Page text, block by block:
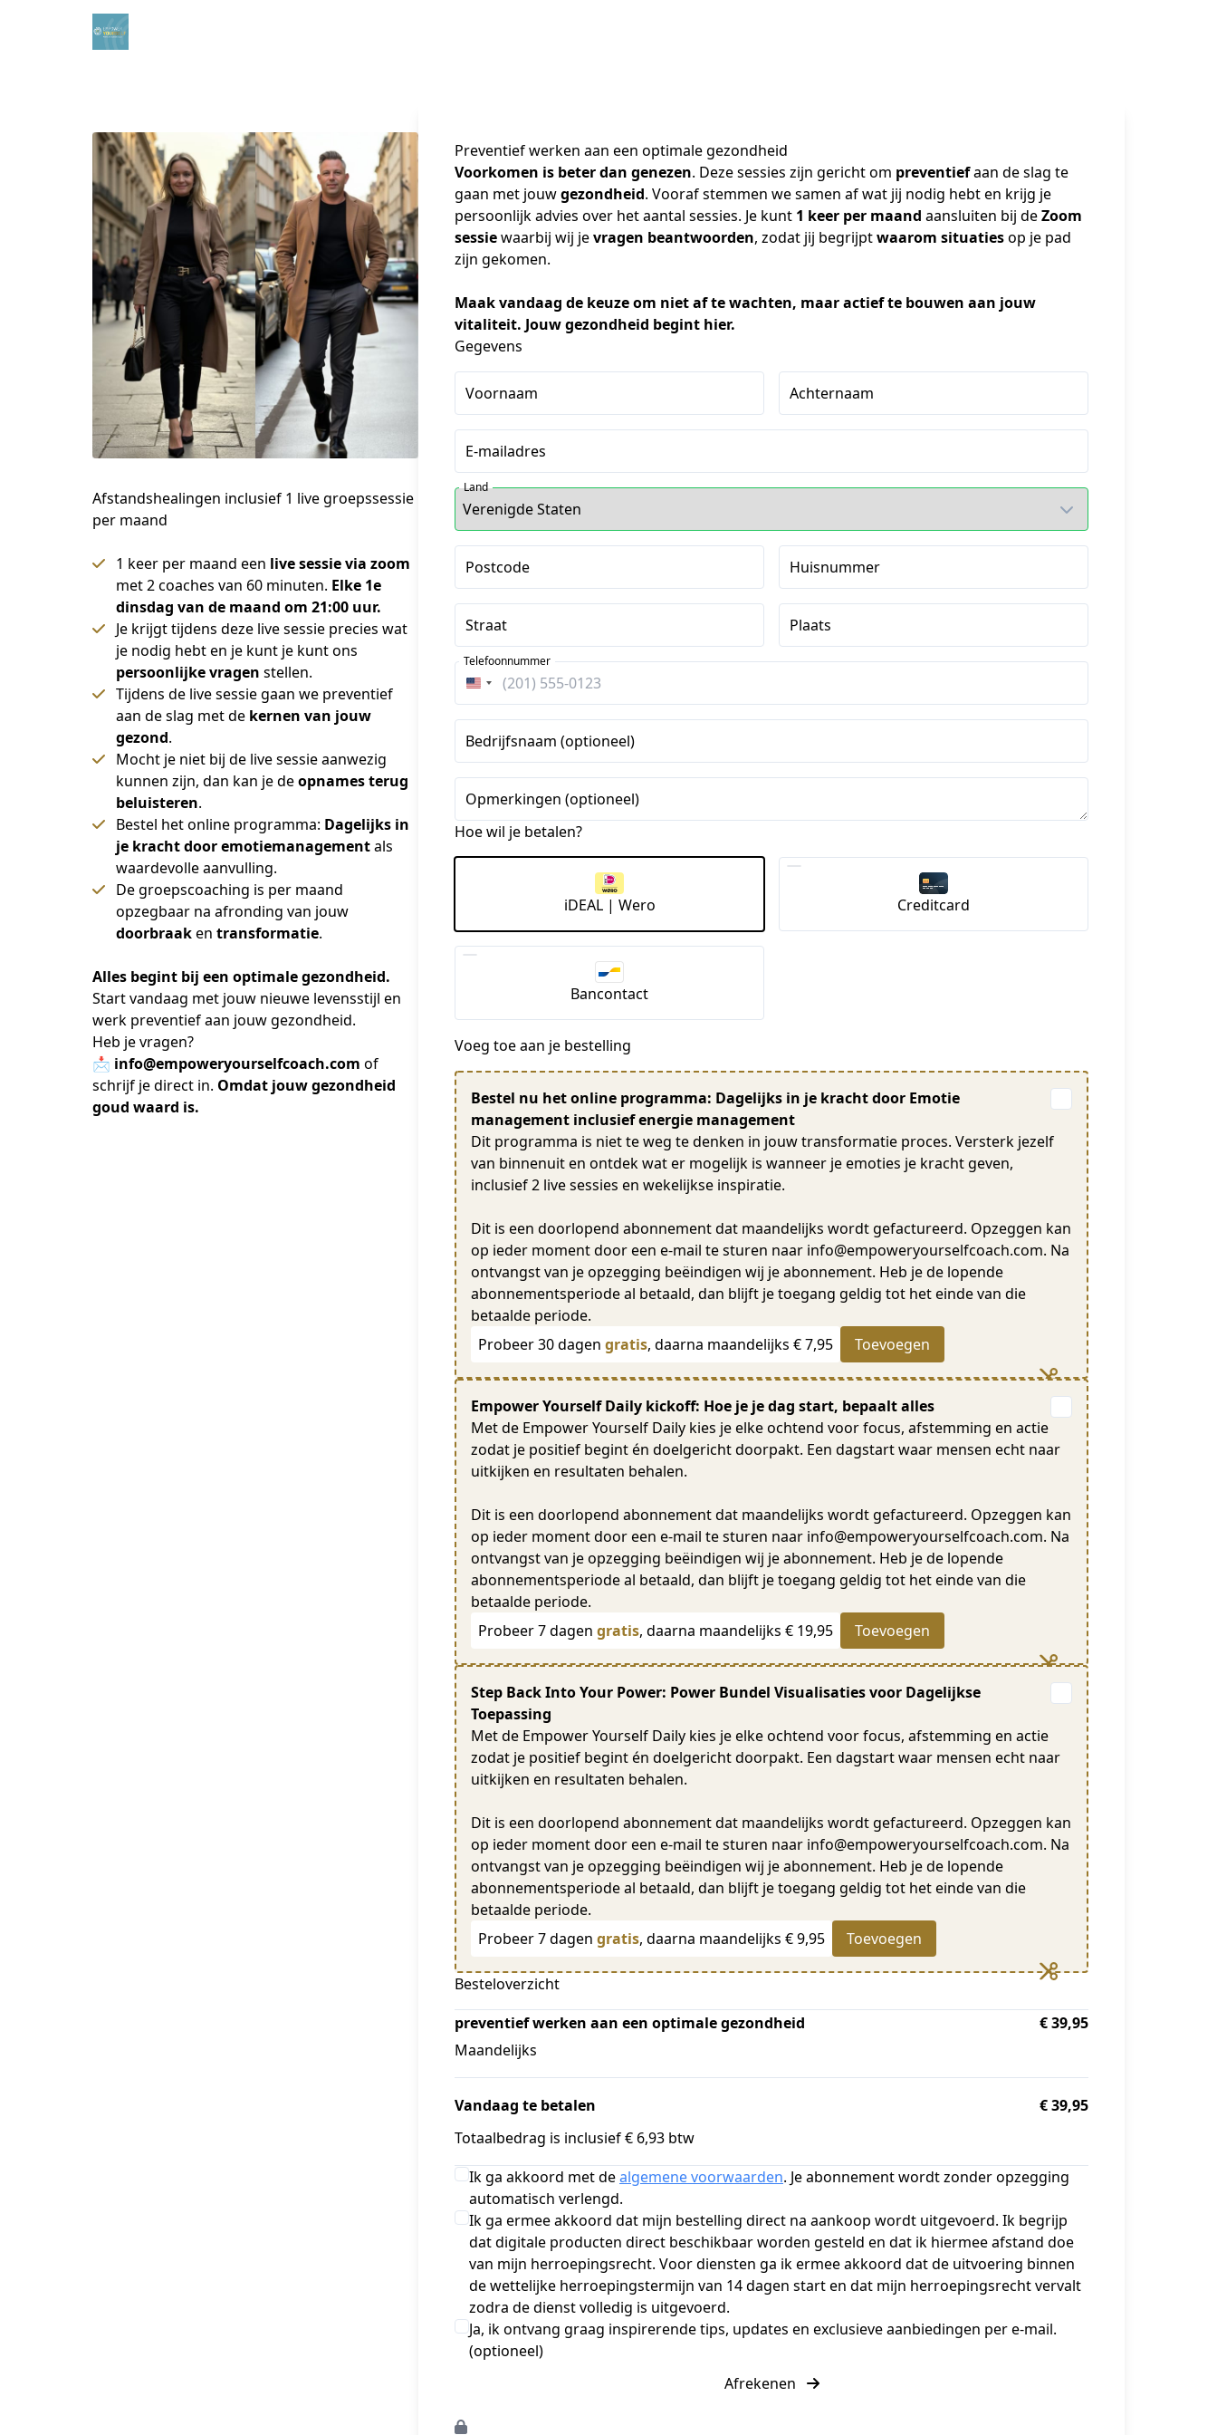
Afstandshealingen inclusief 1 live groepssessie
per maand
1 keer per maand een live sessie via zoom
met 2 coaches van 60 minuten. Elke 1e
dinsdag van de maand om 21:00 uur.
Je krijgt tijdens deze live sessie precies wat
je nodig hebt en je kunt je kunt ons
persoonlijke vragen stellen.
Tijdens de live sessie gaan we preventief
aan de slag met de kernen van jouw
gezond.
Mocht je niet bij de live sessie aanwezig
kunnen zijn, dan kan je deopnames terug
beluisteren.
Bestel het online programma: Dagelijks in
je kracht door emotiemanagementals
waardevolle aanvulling.
De groepscoaching is per maand
opzegbaar na afronding van jouw
doorbraaken transformatie.
Alles begint bij een optimale gezondheid.
Start vandaag met jouw nieuwe levensstijl en
werk preventief aan jouw gezondheid.
Heb je vragen?
📩 info@empoweryourselfcoach.com of
schrijf je direct in. Omdat jouw gezondheid
goud waard is.
Preventief werken aan een optimale gezondheid
Voorkomen is beter dan genezen. Deze sessies zijn gericht om preventief aan de slag te
gaan met jouw gezondheid. Vooraf stemmen we samen af wat jij nodig hebt en krijg je
persoonlijk advies over het aantal sessies. Je kunt 1 keer per maand aansluiten bij de Zoom
sessie waarbij wij je vragen beantwoorden, zodat jij begrijpt waarom situaties op je pad
zijn gekomen.
Maak vandaag de keuze om niet af te wachten, maar actief te bouwen aan jouw
vitaliteit. Jouw gezondheid begint hier.
Gegevens
Voornaam Achternaam
E-mailadres
Land
Postcode Huisnummer
Straat Plaats
Verenigde
Staten
+1
Telefoonnummer
Bedrijfsnaam (optioneel)
Opmerkingen (optioneel)
Hoe wil je betalen?
iDEAL | Wero Creditcard
Bancontact
Voeg toe aan je bestelling
Bestel nu het online programma: Dagelijks in je kracht door Emotie
management inclusief energie management
Dit programma is niet te weg te denken in jouw transformatie proces. Versterk jezelf
van binnenuit en ontdek wat er mogelijk is wanneer je emoties je kracht geven,
inclusief 2 live sessies en wekelijkse inspiratie.
Dit is een doorlopend abonnement dat maandelijks wordt gefactureerd. Opzeggen kan
op ieder moment door een e-mail te sturen naar info@empoweryourselfcoach.com. Na
ontvangst van je opzegging beëindigen wij je abonnement. Heb je de lopende
abonnementsperiode al betaald, dan blijft je toegang geldig tot het einde van die
betaalde periode.
Probeer 30 dagen gratis, daarna maandelijks € 7,95 Toevoegen
Empower Yourself Daily kickoff: Hoe je je dag start, bepaalt alles
Met de Empower Yourself Daily kies je elke ochtend voor focus, afstemming en actie
zodat je positief begint én doelgericht doorpakt. Een dagstart waar mensen echt naar
uitkijken en resultaten behalen.
Dit is een doorlopend abonnement dat maandelijks wordt gefactureerd. Opzeggen kan
op ieder moment door een e-mail te sturen naar info@empoweryourselfcoach.com. Na
ontvangst van je opzegging beëindigen wij je abonnement. Heb je de lopende
abonnementsperiode al betaald, dan blijft je toegang geldig tot het einde van die
betaalde periode.
Probeer 7 dagen gratis, daarna maandelijks € 19,95 Toevoegen
Step Back Into Your Power: Power Bundel Visualisaties voor Dagelijkse
Toepassing
Met de Empower Yourself Daily kies je elke ochtend voor focus, afstemming en actie
zodat je positief begint én doelgericht doorpakt. Een dagstart waar mensen echt naar
uitkijken en resultaten behalen.
Dit is een doorlopend abonnement dat maandelijks wordt gefactureerd. Opzeggen kan
op ieder moment door een e-mail te sturen naar info@empoweryourselfcoach.com. Na
ontvangst van je opzegging beëindigen wij je abonnement. Heb je de lopende
abonnementsperiode al betaald, dan blijft je toegang geldig tot het einde van die
betaalde periode.
Probeer 7 dagen gratis, daarna maandelijks € 9,95 Toevoegen
Besteloverzicht
preventief werken aan een optimale gezondheid
Maandelijks
€ 39,95
Vandaag te betalen
€ 39,95
Totaalbedrag is inclusief € 6,93 btw
Ik ga akkoord met dealgemene voorwaarden. Je abonnement wordt zonder opzegging
automatisch verlengd.
Ik ga ermee akkoord dat mijn bestelling direct na aankoop wordt uitgevoerd. Ik begrijp
dat digitale producten direct beschikbaar worden gesteld en dat ik hiermee afstand doe
van mijn herroepingsrecht. Voor diensten ga ik ermee akkoord dat de uitvoering binnen
de wettelijke herroepingstermijn van 14 dagen start en dat mijn herroepingsrecht vervalt
zodra de dienst volledig is uitgevoerd.
Ja, ik ontvang graag inspirerende tips, updates en exclusieve aanbiedingen per e-mail.
(optioneel)
Afrekenen